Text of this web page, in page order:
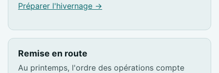
Préparer l'hivernage →
Remise en route
Au printemps, l'ordre des opérations compte